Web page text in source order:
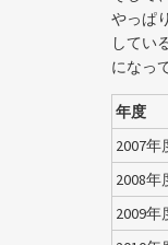
やっぱ
してい
になっ
年度
2007年
2008年
2009年